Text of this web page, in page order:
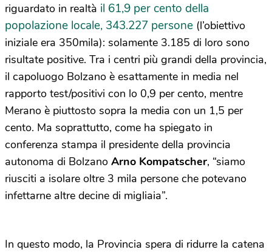
riguardato in realtà il 61,9 per cento della
popolazione locale, 343.227 persone (l’obiettivo
iniziale era 350mila): solamente 3.185 di loro sono
risultate positive. Tra i centri più grandi della provincia,
il capoluogo Bolzano è esattamente in media nel
rapporto test/positivi con lo 0,9 per cento, mentre
Merano è piuttosto sopra la media con un 1,5 per
cento. Ma soprattutto, come ha spiegato in
conferenza stampa il presidente della provincia
autonoma di Bolzano Arno Kompatscher, “siamo
riusciti a isolare oltre 3 mila persone che potevano
infettarne altre decine di migliaia”.
In questo modo, la Provincia spera di ridurre la catena